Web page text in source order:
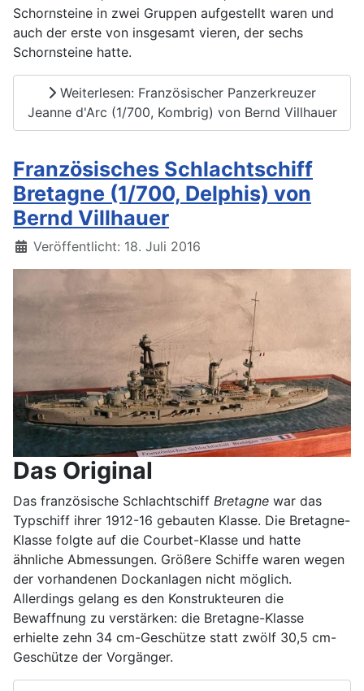
Schornsteine in zwei Gruppen aufgestellt waren und
auch der erste von insgesamt vieren, der sechs
Schornsteine hatte.
Weiterlesen: Französischer Panzerkreuzer
Jeanne d'Arc (1/700, Kombrig) von Bernd Villhauer
Französisches Schlachtschiff
Bretagne (1/700, Delphis) von
Bernd Villhauer
Details
Veröffentlicht: 18. Juli 2016
Das Original
Das französische Schlachtschiff Bretagne war das
Typschiff ihrer 1912-16 gebauten Klasse. Die Bretagne-
Klasse folgte auf die Courbet-Klasse und hatte
ähnliche Abmessungen. Größere Schiffe waren wegen
der vorhandenen Dockanlagen nicht möglich.
Allerdings gelang es den Konstrukteuren die
Bewaffnung zu verstärken: die Bretagne-Klasse
erhielte zehn 34 cm-Geschütze statt zwölf 30,5 cm-
Geschütze der Vorgänger.